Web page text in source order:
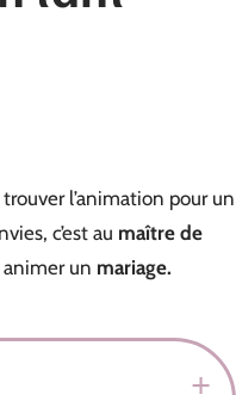
l’animation pour un
c’est au maître de
un mariage.